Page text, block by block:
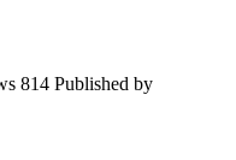
814 Published by